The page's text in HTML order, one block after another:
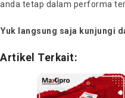
anda tetap dalam performa
Yuk langsung saja kunjungi
Artikel Terkait: